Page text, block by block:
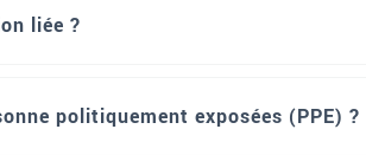
liée ?
politiquement exposées (PPE) ?